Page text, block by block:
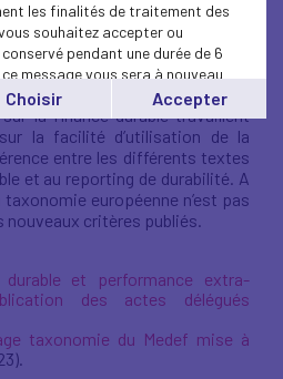
et seront applicables à
sur le transport et sur
La Commission et la
la finance durable travaillent
la facilité d’utilisation de la
entre les différents textes
et au reporting de durabilité. A
européenne n’est pas
nouveaux critères publiés.
et performance extra-
des actes délégués
taxonomie du Medef mise à
les finalités de traitement des
souhaitez accepter ou
pendant une durée de 6
message vous sera à nouveau
choix à tout moment en
en bas de page.
Choisir Accepter